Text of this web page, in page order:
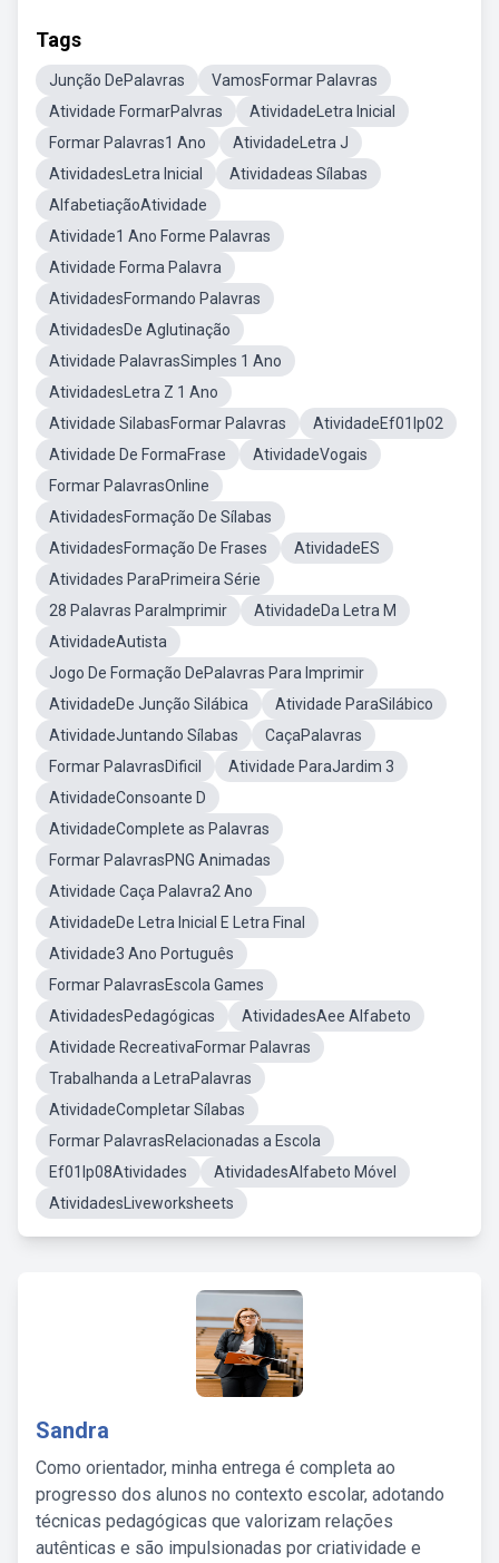
Tags
Junção DePalavras
VamosFormar Palavras
Atividade FormarPalvras
AtividadeLetra Inicial
Formar Palavras1 Ano
AtividadeLetra J
AtividadesLetra Inicial
Atividadeas Sílabas
AlfabetiaçãoAtividade
Atividade1 Ano Forme Palavras
Atividade Forma Palavra
AtividadesFormando Palavras
AtividadesDe Aglutinação
Atividade PalavrasSimples 1 Ano
AtividadesLetra Z 1 Ano
Atividade SilabasFormar Palavras
AtividadeEf01lp02
Atividade De FormaFrase
AtividadeVogais
Formar PalavrasOnline
AtividadesFormação De Sílabas
AtividadesFormação De Frases
AtividadeES
Atividades ParaPrimeira Série
28 Palavras ParaImprimir
AtividadeDa Letra M
AtividadeAutista
Jogo De Formação DePalavras Para Imprimir
AtividadeDe Junção Silábica
Atividade ParaSilábico
AtividadeJuntando Sílabas
CaçaPalavras
Formar PalavrasDificil
Atividade ParaJardim 3
AtividadeConsoante D
AtividadeComplete as Palavras
Formar PalavrasPNG Animadas
Atividade Caça Palavra2 Ano
AtividadeDe Letra Inicial E Letra Final
Atividade3 Ano Português
Formar PalavrasEscola Games
AtividadesPedagógicas
AtividadesAee Alfabeto
Atividade RecreativaFormar Palavras
Trabalhanda a LetraPalavras
AtividadeCompletar Sílabas
Formar PalavrasRelacionadas a Escola
Ef01lp08Atividades
AtividadesAlfabeto Móvel
AtividadesLiveworksheets
Sandra
Como orientador, minha entrega é completa ao
progresso dos alunos no contexto escolar, adotando
técnicas pedagógicas que valorizam relações
autênticas e são impulsionadas por criatividade e